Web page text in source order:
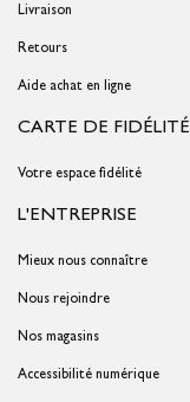
Livraison
Retours
Aide achat en ligne
CARTE DE FIDÉLITÉ
Votre espace fidélité
L'ENTREPRISE
Mieux nous connaître
Nous rejoindre
Nos magasins
Accessibilité numérique